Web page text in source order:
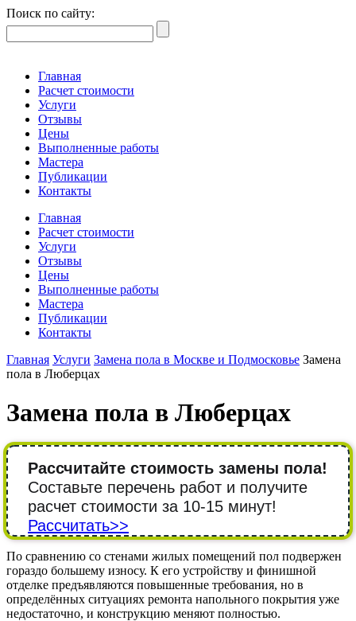
Поиск по сайту:
Главная
Расчет стоимости
Услуги
Отзывы
Цены
Выполненные работы
Мастера
Публикации
Контакты
Главная
Расчет стоимости
Услуги
Отзывы
Цены
Выполненные работы
Мастера
Публикации
Контакты
Главная Услуги Замена пола в Москве и Подмосковье Замена
пола в Люберцах
Замена пола в Люберцах
Рассчитайте стоимость замены пола!
Составьте перечень работ и получите
расчет стоимости за 10-15 минут!
Рассчитать>>
По сравнению со стенами жилых помещений пол подвержен
гораздо большему износу. К его устройству и финишной
отделке предъявляются повышенные требования, но в
определённых ситуациях ремонта напольного покрытия уже
недостаточно, и конструкцию меняют полностью.